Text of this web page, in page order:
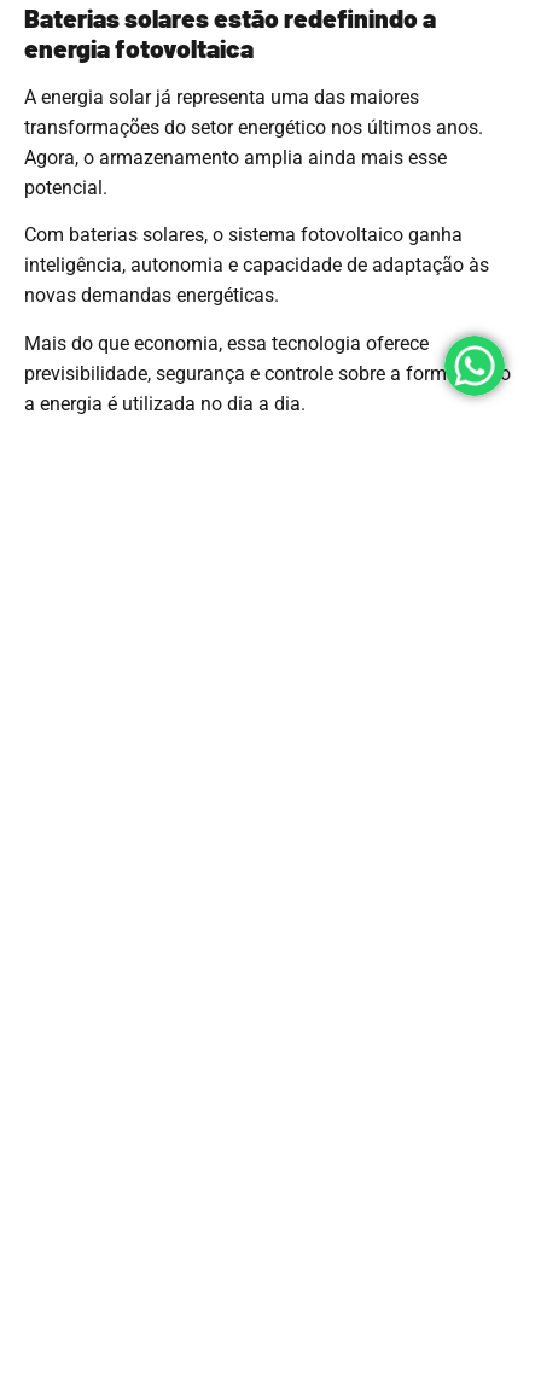
Baterias solares estão redefinindo a
energia fotovoltaica
A energia solar já representa uma das maiores
transformações do setor energético nos últimos anos.
Agora, o armazenamento amplia ainda mais esse
potencial.
Com baterias solares, o sistema fotovoltaico ganha
inteligência, autonomia e capacidade de adaptação às
novas demandas energéticas.
Mais do que economia, essa tecnologia oferece
previsibilidade, segurança e controle sobre a forma como
a energia é utilizada no dia a dia.